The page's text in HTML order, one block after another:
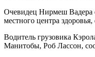
Очевидец Нирмеш Вадера
местного центра
Водитель грузовика
Манитобы, Роб Лассон,